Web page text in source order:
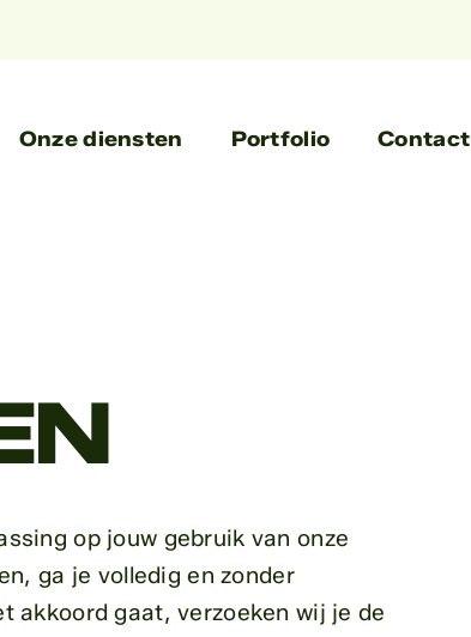
Onze diensten Portfolio Contact
op jouw gebruik van onze
ga je volledig en zonder
akkoord gaat, verzoeken wij je de